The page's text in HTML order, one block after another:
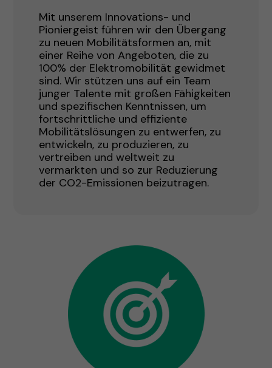
Mit unserem Innovations- und
Pioniergeist führen wir den Übergang
zu neuen Mobilitätsformen an, mit
einer Reihe von Angeboten, die zu
100% der Elektromobilität gewidmet
sind. Wir stützen uns auf ein Team
junger Talente mit großen Fähigkeiten
und spezifischen Kenntnissen, um
fortschrittliche und effiziente
Mobilitätslösungen zu entwerfen, zu
entwickeln, zu produzieren, zu
vertreiben und weltweit zu
vermarkten und so zur Reduzierung
der CO2-Emissionen beizutragen.